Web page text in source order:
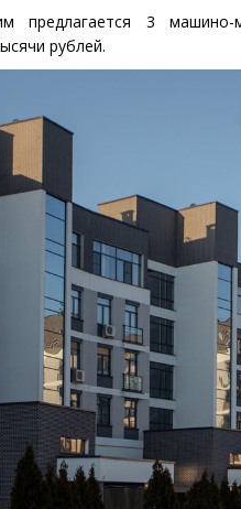
предлагается 3
рублей.